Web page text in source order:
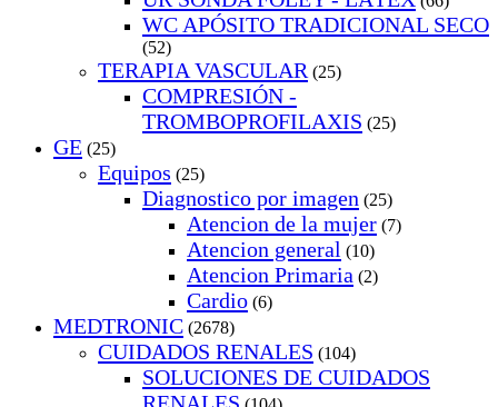
WC APÓSITO TRADICIONAL SECO
(52)
TERAPIA VASCULAR (25)
COMPRESIÓN -
TROMBOPROFILAXIS (25)
GE (25)
Equipos (25)
Diagnostico por imagen (25)
Atencion de la mujer (7)
Atencion general (10)
Atencion Primaria (2)
Cardio (6)
MEDTRONIC (2678)
CUIDADOS RENALES (104)
SOLUCIONES DE CUIDADOS